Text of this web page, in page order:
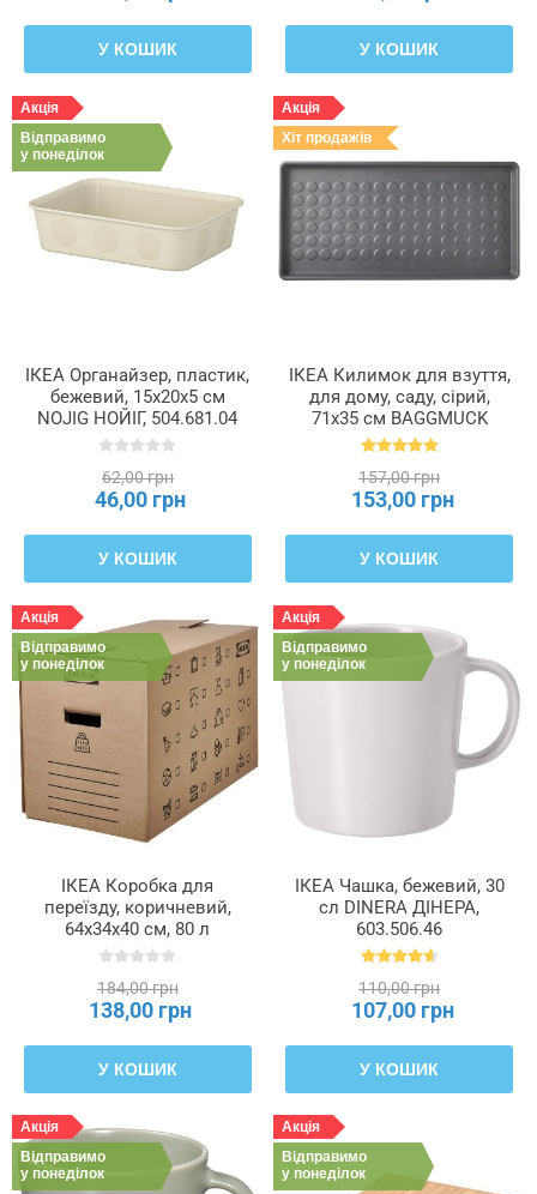
У КОШИК У КОШИК
Акція
Відправимо
у понеділок
ІКЕА Органайзер, пластик,
бежевий, 15x20x5 см
NOJIG НОЙІГ, 504.681.04
62,00 грн
46,00 грн
У КОШИК
Акція
Хіт продажів
ІКЕА Килимок для взуття,
для дому, саду, сірий,
71x35 см BAGGMUCK
БАГГМУКК, 603.297.11
157,00 грн
153,00 грн
У КОШИК
Акція
Відправимо
у понеділок
ІКЕА Коробка для
переїзду, коричневий,
64x34x40 см, 80 л
DUNDERGUBBE, 405.345.62
184,00 грн
138,00 грн
У КОШИК
Акція
Відправимо
у понеділок
ІКЕА Чашка, бежевий, 30
сл DINERA ДІНЕРА,
603.506.46
110,00 грн
107,00 грн
У КОШИК
Акція
Відправимо
у понеділок
Акція
Відправимо
у понеділок